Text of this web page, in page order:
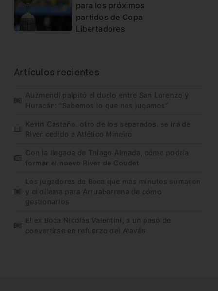
para los próximos
partidos de Copa
Libertadores
Artículos recientes
Auzmendi palpitó el duelo entre San Lorenzo y
Huracán: “Sabemos lo que nos jugamos”
Kevin Castaño, otro de los separados, se irá de
River cedido a Atlético Mineiro
Con la llegada de Thiago Almada, cómo podría
formar el nuevo River de Coudet
Los jugadores de Boca que más minutos sumaron
y el dilema para Arruabarrena de cómo
gestionarlos
El ex Boca Nicolás Valentini, a un paso de
convertirse en refuerzo del Alavés